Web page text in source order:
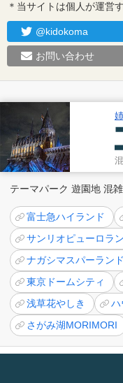
＊当サイトは個人が運営
@kidokoma
お問い合わせ
テーマパーク 遊園地 混
富士急ハイランド
サンリオピューロラ
ナガシマスパーランド
東京ドームシティ
浅草花やしき
ハ
さがみ湖MORIMORI